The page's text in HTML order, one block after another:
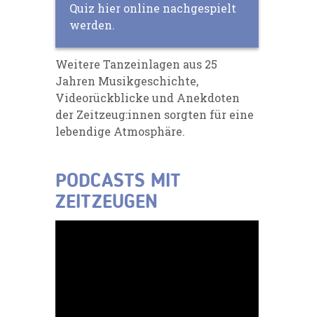
Quiz hier online nachgespielt
werden.
Weitere Tanzeinlagen aus 25
Jahren Musikgeschichte,
Videorückblicke und Anekdoten
der Zeitzeug:innen sorgten für eine
lebendige Atmosphäre.
PODCASTS MIT
ZEITZEUGEN